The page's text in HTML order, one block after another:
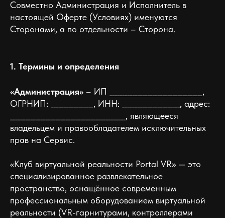
Совместно Администрация и Исполнитель в
настоящей Оферте (Условиях) именуются
Сторонами, а по отдельности – Сторона.
1. Термины и определения
«Администрация» – ИП _____________________________________,
ОГРНИП: _________________, ИНН: _______________________, адрес:
______________________________________________, являющееся
владельцем и правообладателем исключительных
прав на Сервис.
«Клуб виртуальной реальности Portal VR» — это
специализированное развлекательное
пространство, оснащённое современным
профессиональным оборудованием виртуальной
реальности (VR-гарнитурами, контроллерами